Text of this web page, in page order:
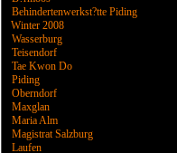
Behindertenwerkst?tte Piding
Winter 2008
Wasserburg
Teisendorf
Tae Kwon Do
Piding
Oberndorf
Maxglan
Maria Alm
Magistrat Salzburg
Laufen